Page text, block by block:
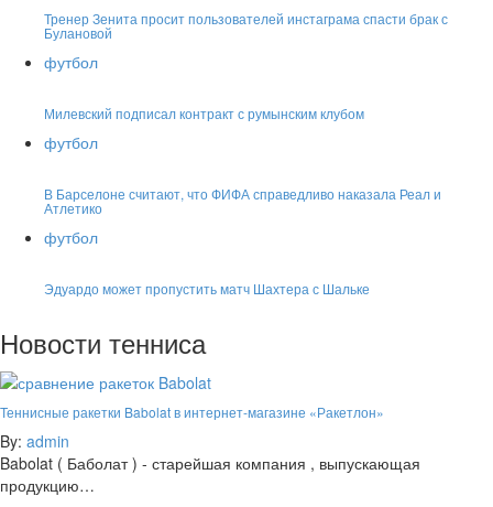
Тренер Зенита просит пользователей инстаграма спасти брак с
Булановой
футбол
Милевский подписал контракт с румынским клубом
футбол
В Барселоне считают, что ФИФА справедливо наказала Реал и
Атлетико
футбол
Эдуардо может пропустить матч Шахтера с Шальке
Новости тенниса
Теннисные ракетки Babolat в интернет-магазине «Ракетлон»
By: admin
Babolat ( Баболат ) - старейшая компания , выпускающая
продукцию…